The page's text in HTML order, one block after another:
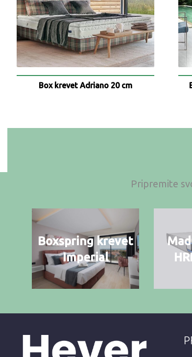
Box krevet Adriano 20 cm
Pripremite
Boxspring krevet
Imperial